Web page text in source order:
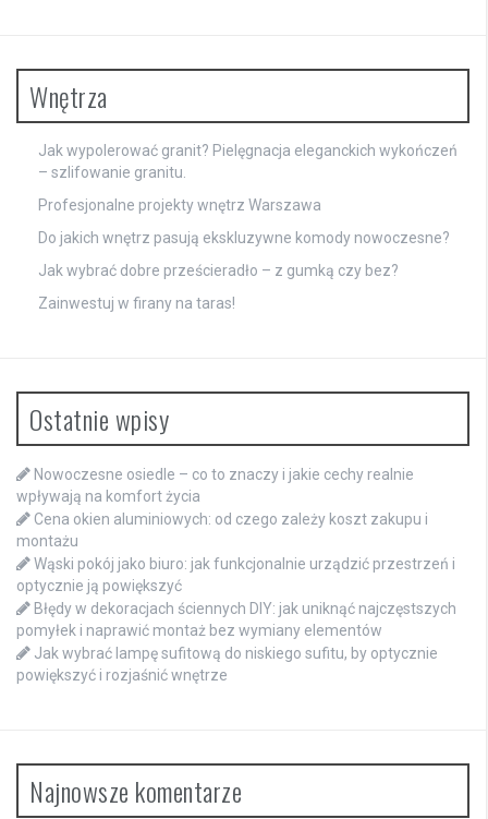
Wnętrza
Jak wypolerować granit? Pielęgnacja eleganckich wykończeń
– szlifowanie granitu.
Profesjonalne projekty wnętrz Warszawa
Do jakich wnętrz pasują ekskluzywne komody nowoczesne?
Jak wybrać dobre prześcieradło – z gumką czy bez?
Zainwestuj w firany na taras!
Ostatnie wpisy
Nowoczesne osiedle – co to znaczy i jakie cechy realnie
wpływają na komfort życia
Cena okien aluminiowych: od czego zależy koszt zakupu i
montażu
Wąski pokój jako biuro: jak funkcjonalnie urządzić przestrzeń i
optycznie ją powiększyć
Błędy w dekoracjach ściennych DIY: jak uniknąć najczęstszych
pomyłek i naprawić montaż bez wymiany elementów
Jak wybrać lampę sufitową do niskiego sufitu, by optycznie
powiększyć i rozjaśnić wnętrze
Najnowsze komentarze